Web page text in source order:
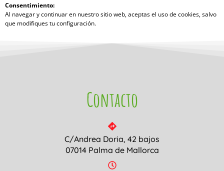
Consentimiento:
Al navegar y continuar en nuestro sitio web, aceptas el uso de cookies, salvo
que modifiques tu configuración.
Contacto
C/Andrea Doria, 42 bajos
07014 Palma de Mallorca